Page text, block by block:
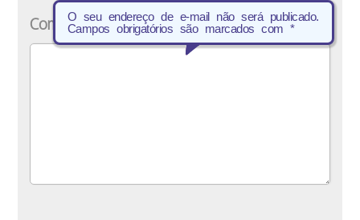
O seu endereço de e-mail não será publicado.
Campos obrigatórios são marcados com*
Comentário*